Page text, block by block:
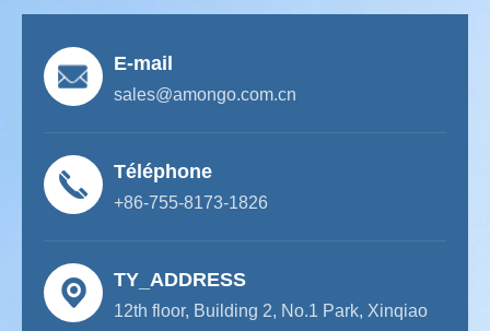
E-mail
sales@amongo.com.cn
Téléphone
+86-755-8173-1826
TY_ADDRESS
12th floor, Building 2, No.1 Park, Xinqiao